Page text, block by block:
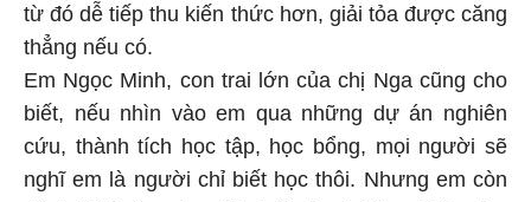
từ đó dễ tiếp thu kiến thức hơn, giải tỏa được căng
thẳng nếu có.
Em Ngọc Minh, con trai lớn của chị Nga cũng cho
biết, nếu nhìn vào em qua những dự án nghiên
cứu, thành tích học tập, học bổng, mọi người sẽ
nghĩ em là người chỉ biết học thôi. Nhưng em còn